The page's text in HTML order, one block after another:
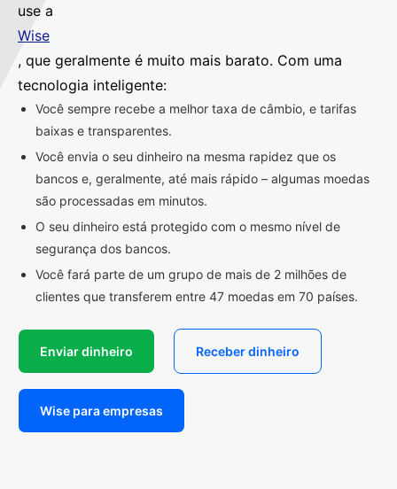
use a
Wise
, que geralmente é muito mais barato. Com uma
tecnologia inteligente:
Você sempre recebe a melhor taxa de câmbio, e tarifas
baixas e transparentes.
Você envia o seu dinheiro na mesma rapidez que os
bancos e, geralmente, até mais rápido – algumas moedas
são processadas em minutos.
O seu dinheiro está protegido com o mesmo nível de
segurança dos bancos.
Você fará parte de um grupo de mais de 2 milhões de
clientes que transferem entre 47 moedas em 70 países.
Enviar dinheiro Receber dinheiro
Wise para empresas